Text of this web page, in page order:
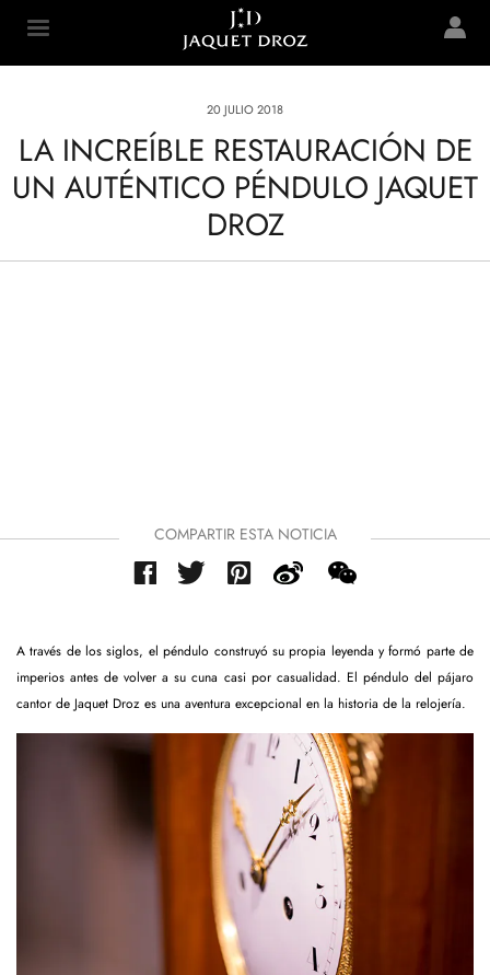
content
Jaquet Droz
20 JULIO 2018
LA INCREÍBLE RESTAURACIÓN DE
UN AUTÉNTICO PÉNDULO JAQUET
DROZ
COMPARTIR ESTA NOTICIA
A través de los siglos, el péndulo construyó su propia leyenda y formó parte de
imperios antes de volver a su cuna casi por casualidad. El péndulo del pájaro
cantor de Jaquet Droz es una aventura excepcional en la historia de la relojería.